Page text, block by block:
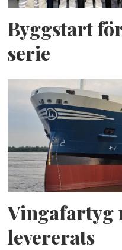
Byggstart
serie
Vingafartyg
levererats